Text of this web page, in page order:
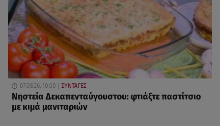
07.08.26, 10:00 ΣΥΝΤΑΓΕΣ
Νηστεία Δεκαπενταύγουστου: φτιάξτε παστίτσιο
με κιμά μανιταριών